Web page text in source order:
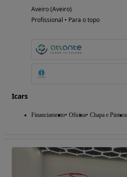
Aveiro (Aveiro)
Profissional • Para o topo
Icars
Financiamento Oficina Chapa e Pintura